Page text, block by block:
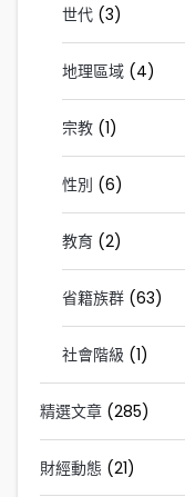
世代 (3)
地理區域 (4)
宗教 (1)
性別 (6)
教育 (2)
省籍族群 (63)
社會階級 (1)
精選文章 (285)
財經動態 (21)